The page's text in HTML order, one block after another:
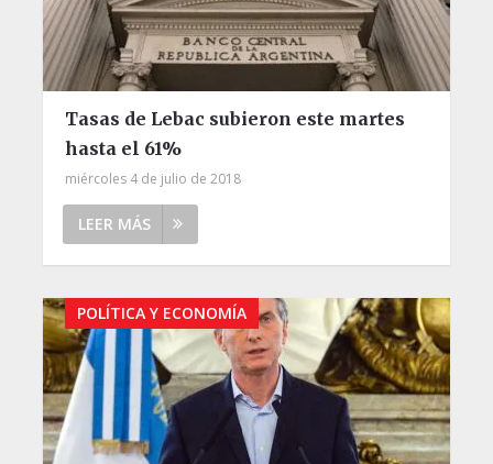
Tasas de Lebac subieron este martes
hasta el 61%
miércoles 4 de julio de 2018
LEER MÁS
POLÍTICA Y ECONOMÍA